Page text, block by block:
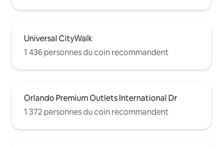
Universal CityWalk
1 436 personnes du coin recommandent
Orlando Premium Outlets International Dr
1 372 personnes du coin recommandent